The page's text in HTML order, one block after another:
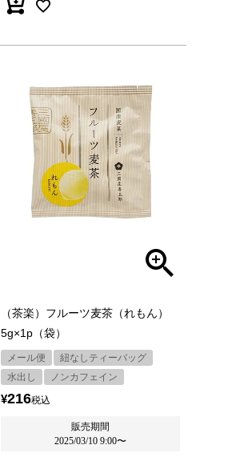
（茶楽）フルーツ麦茶（れもん）
5g×1p（袋）
メール便
紐なしティーバッグ
水出し
ノンカフェイン
¥216税込
販売期間
2025/03/10 9:00〜